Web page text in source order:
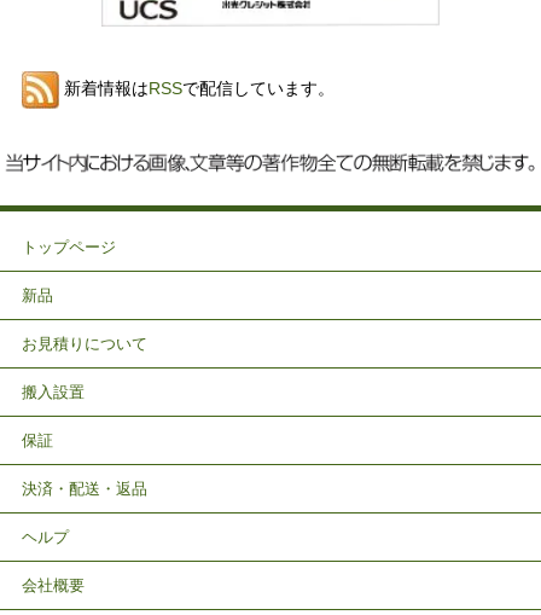
新着情報はRSSで配信しています。
トップページ
新品
お見積りについて
搬入設置
保証
決済・配送・返品
ヘルプ
会社概要